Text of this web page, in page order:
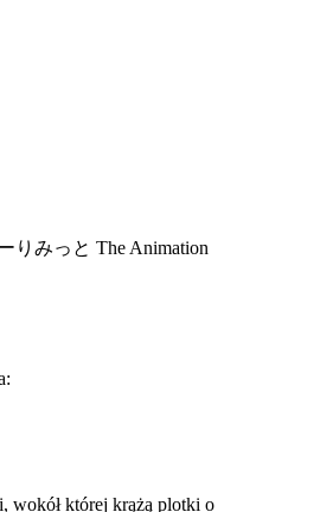
りみっと The Animation
wokół której krążą plotki o